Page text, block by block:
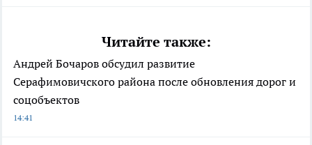
Читайте также:
Андрей Бочаров обсудил развитие
Серафимовичского района после обновления дорог и
соцобъектов
14:41